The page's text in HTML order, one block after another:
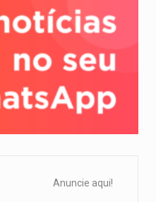
Anuncie aqui!